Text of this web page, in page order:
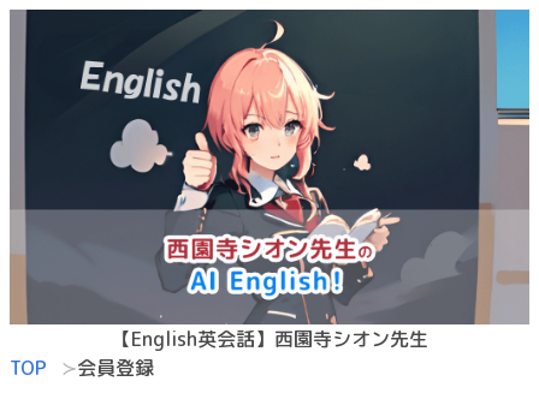
【English英会話】西園寺シオン先生
TOP
会員登録